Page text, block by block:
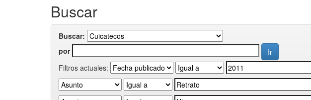
Buscar
Buscar:
por
Filtros actuales: